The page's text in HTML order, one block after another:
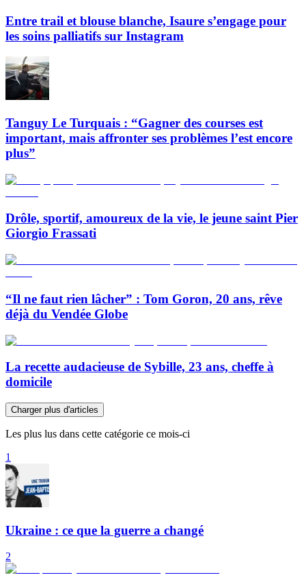
Entre trail et blouse blanche, Isaure s’engage pour
les soins palliatifs sur Instagram
Tanguy Le Turquais : “Gagner des courses est
important, mais affronter ses problèmes l’est encore
plus”
Drôle, sportif, amoureux de la vie, le jeune saint Pier
Giorgio Frassati
“Il ne faut rien lâcher” : Tom Goron, 20 ans, rêve
déjà du Vendée Globe
La recette audacieuse de Sybille, 23 ans, cheffe à
domicile
Charger plus d'articles
Les plus lus dans cette catégorie ce mois-ci
1
Ukraine : ce que la guerre a changé
2